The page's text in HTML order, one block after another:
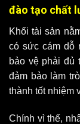
đào tạo chất
Khối tài sản
có sức cám dỗ
bảo vệ phải đủ
đảm bảo làm
thành tốt nhiệm
Chính vì thế,